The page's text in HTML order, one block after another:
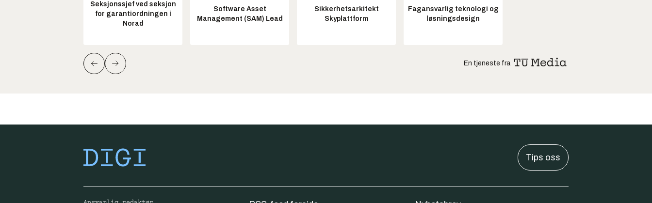
Seksjonssjef ved seksjon
for garantiordningen i
Norad
Software Asset
Management (SAM) Lead
Sikkerhetsarkitekt
Skyplattform
Fagansvarlig teknologi og
løsningsdesign
En tjeneste fra
Tips oss